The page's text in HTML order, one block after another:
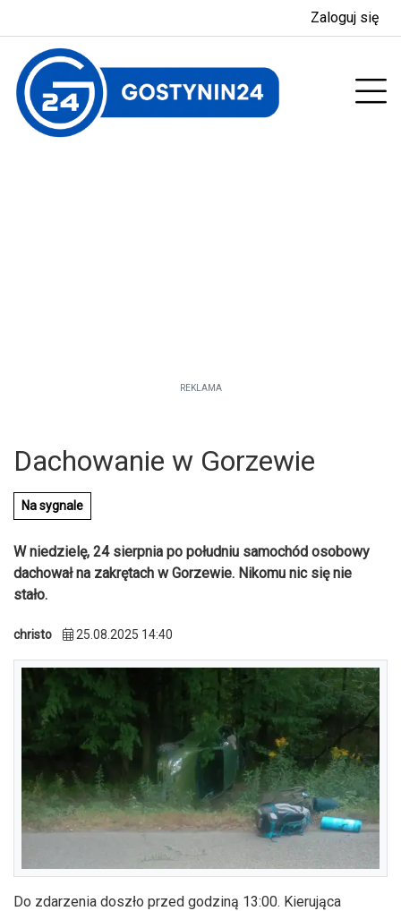
Zaloguj się
REKLAMA
Dachowanie w Gorzewie
Na sygnale
W niedzielę, 24 sierpnia po południu samochód osobowy
dachował na zakrętach w Gorzewie. Nikomu nic się nie
stało.
christo 25.08.2025 14:40
Do zdarzenia doszło przed godziną 13:00. Kierująca